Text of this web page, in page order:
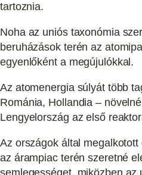
tartoznia.
Noha az uniós taxonómia
beruházások terén az
egyenlőként a megújulókkal.
Az atomenergia súlyát több
Románia, Hollandia –
Lengyelország az első
Az országok által
az árampiac terén szeretné
semlegességet, miközben az